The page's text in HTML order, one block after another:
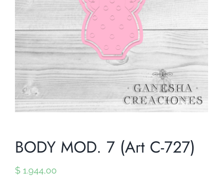
BODY MOD. 7 (Art C-727)
$ 1.944,00